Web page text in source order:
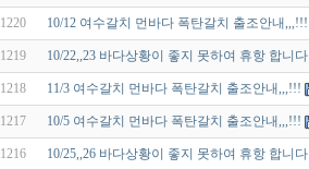
1220 10/12 여수갈치 먼바다 폭탄갈치 출조안내,,,!!!
1219 10/22,,23 바다상황이 좋지 못하여 휴항 합니다
1218 11/3 여수갈치 먼바다 폭탄갈치 출조안내,,,!!!
1217 10/5 여수갈치 먼바다 폭탄갈치 출조안내,,,!!!
1216 10/25,,26 바다상황이 좋지 못하여 휴항 합니다